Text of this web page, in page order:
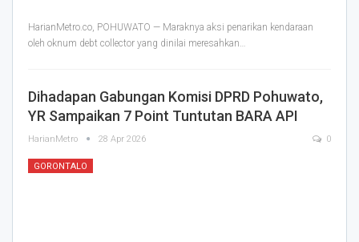
HarianMetro.co, POHUWATO — Maraknya aksi penarikan kendaraan
oleh oknum debt collector yang dinilai meresahkan…
Dihadapan Gabungan Komisi DPRD Pohuwato,
YR Sampaikan 7 Point Tuntutan BARA API
HarianMetro 28 Apr 2026 0
GORONTALO